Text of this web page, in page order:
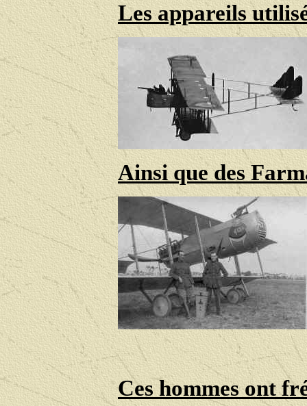
Les appareils
Ainsi que des
Ces hommes ont